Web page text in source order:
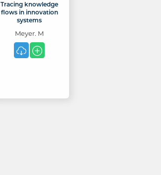
Tracing knowledge
flows in innovation
systems
Meyer. M